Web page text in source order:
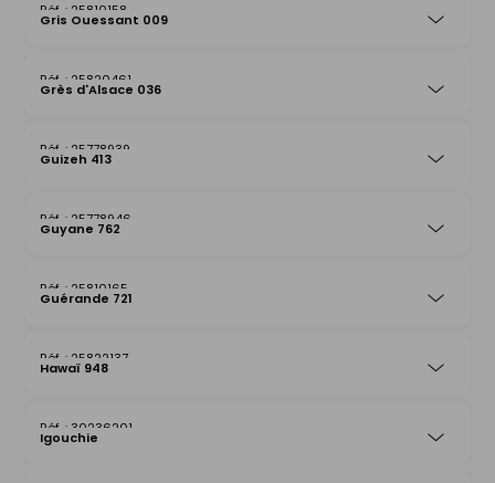
25810158
Gris Ouessant 009
25820461
Grès d'Alsace 036
25778939
Guizeh 413
25778946
Guyane 762
25810165
Guérande 721
25822137
Hawaï 948
30236201
Igouchie